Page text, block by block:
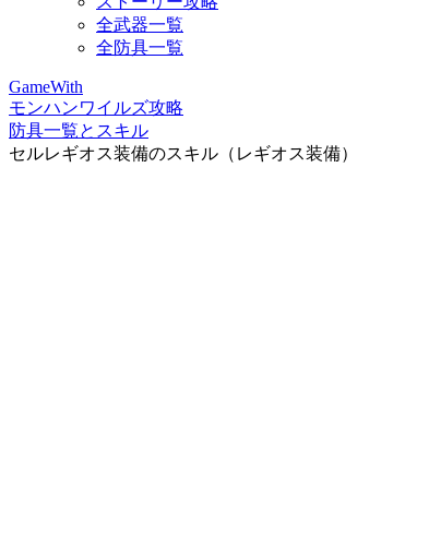
全武器一覧
全防具一覧
GameWith
モンハンワイルズ攻略
防具一覧とスキル
セルレギオス装備のスキル（レギオス装備）